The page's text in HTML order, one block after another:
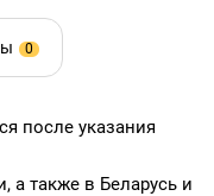
0
после указания
а также в Беларусь и